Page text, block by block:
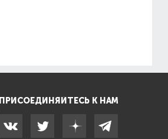
ПРИСОЕДИНЯЙТЕСЬ К НАМ